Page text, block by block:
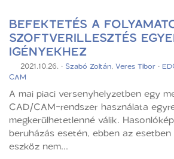
BEFEKTETÉS A
SZOFTVERILLESZTÉS
IGÉNYEKHEZ
2021.10.26. · Szabó Zoltán,Veres Tibor ·
CAM
A mai piaci versenyhelyzetben egy
CAD/CAM-rendszer használata
megkerülhetetlenné válik.
beruházás esetén, ebben az
eszköz nem...